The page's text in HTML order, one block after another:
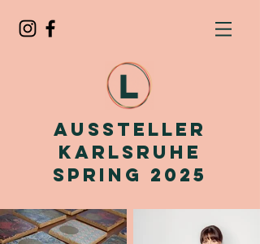
Aussteller
Karlsruhe
Spring 2025